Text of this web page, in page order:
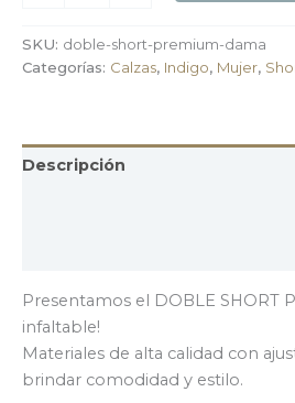
SKU: doble-short-premium-dama
Categorías: Calzas, Indigo, Mujer,
Descripción
Presentamos el DOBLE SHORT
infaltable!
Materiales de alta calidad con
brindar comodidad y estilo.